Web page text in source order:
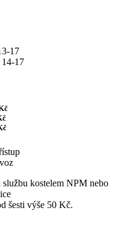
17
17
kostelem NPM nebo
šesti výše 50 Kč.